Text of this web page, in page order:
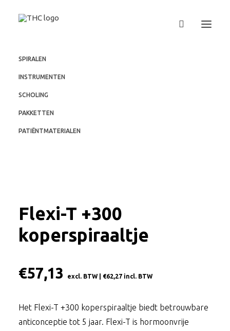
SPIRALEN
INSTRUMENTEN
SCHOLING
PAKKETTEN
PATIËNTMATERIALEN
Flexi-T +300
koperspiraaltje
€57,13 excl. BTW | €62,27 incl. BTW
Het Flexi-T +300 koperspiraaltje biedt betrouwbare
anticonceptie tot 5 jaar. Flexi-T is hormoonvrije